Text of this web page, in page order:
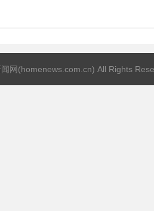
网(homenews.com.cn) All Rights